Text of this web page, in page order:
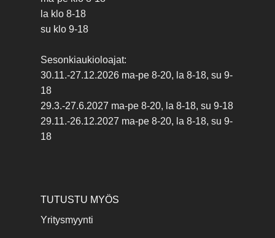
la klo 8-18
su klo 9-18
Sesonkiaukioloajat:
30.11.-27.12.2026 ma-pe 8-20, la 8-18, su 9-
18
29.3.-27.6.2027 ma-pe 8-20, la 8-18, su 9-18
29.11.-26.12.2027 ma-pe 8-20, la 8-18, su 9-
18
TUTUSTU MYÖS
Yritysmyynti